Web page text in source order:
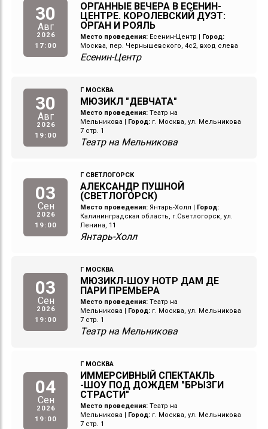
30
Авг
2026
17:00
ОРГАННЫЕ ВЕЧЕРА В ЕСЕНИН-
ЦЕНТРЕ. КОРОЛЕВСКИЙ ДУЭТ:
ОРГАН И РОЯЛЬ
Место проведения: Есенин-Центр
Город:
Москва, пер. Чернышевского, 4с2, вход слева
Есенин-Центр
30
Авг
2026
19:00
Г МОСКВА
МЮЗИКЛ "ДЕВЧАТА"
Место проведения: Театр на
Мельникова
Город: г. Москва, ул. Мельникова
7 стр. 1
Театр на Мельникова
03
Сен
2026
19:00
Г СВЕТЛОГОРСК
АЛЕКСАНДР ПУШНОЙ
(СВЕТЛОГОРСК)
Место проведения: Янтарь-Холл
Город:
Калининградская область, г.Светлогорск, ул.
Ленина, 11
Янтарь-Холл
03
Сен
2026
19:00
Г МОСКВА
МЮЗИКЛ-ШОУ НОТР ДАМ ДЕ
ПАРИ ПРЕМЬЕРА
Место проведения: Театр на
Мельникова
Город: г. Москва, ул. Мельникова
7 стр. 1
Театр на Мельникова
04
Сен
2026
19:00
Г МОСКВА
ИММЕРСИВНЫЙ СПЕКТАКЛЬ
-ШОУ ПОД ДОЖДЕМ "БРЫЗГИ
СТРАСТИ"
Место проведения: Театр на
Мельникова
Город: г. Москва, ул. Мельникова
7 стр. 1